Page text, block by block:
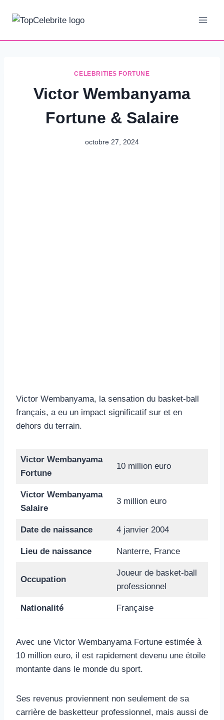
CELEBRITIES FORTUNE
Victor Wembanyama
Fortune & Salaire
octobre 27, 2024
Victor Wembanyama, la sensation du basket-ball
français, a eu un impact significatif sur et en
dehors du terrain.
Victor Wembanyama
Fortune
10 million euro
Victor Wembanyama
Salaire
3 million euro
Date de naissance 4 janvier 2004
Lieu de naissance Nanterre, France
Occupation
Joueur de basket-ball
professionnel
Nationalité Française
Avec une Victor Wembanyama Fortune estimée à
10 million euro, il est rapidement devenu une étoile
montante dans le monde du sport.
Ses revenus proviennent non seulement de sa
carrière de basketteur professionnel, mais aussi de